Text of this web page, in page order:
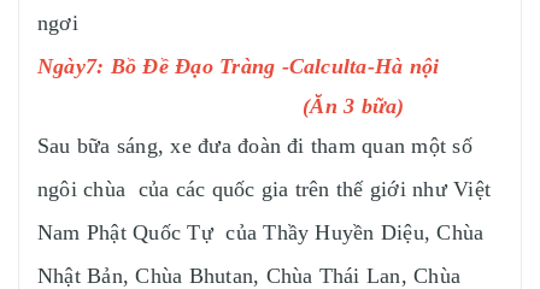
ngơi
Ngày7: Bồ Đề Đạo Tràng -Calculta-Hà nội
(Ăn 3 bữa)
Sau bữa sáng, xe đưa đoàn đi tham quan một số
ngôi chùa của các quốc gia trên thế giới như Việt
Nam Phật Quốc Tự của Thầy Huyền Diệu, Chùa
Nhật Bản, Chùa Bhutan, Chùa Thái Lan, Chùa